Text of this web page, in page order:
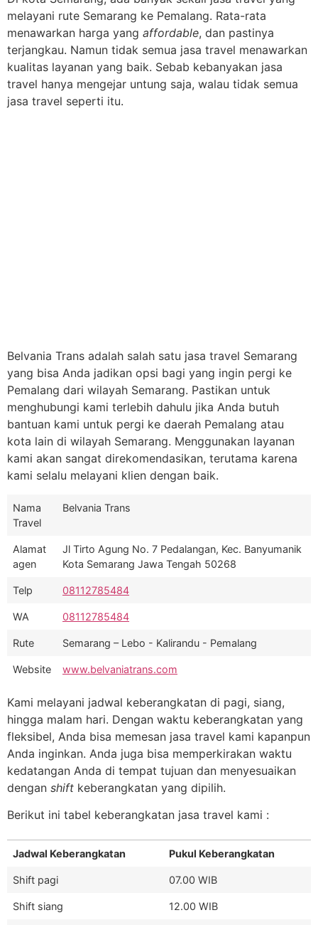
melayani rute Semarang ke Pemalang. Rata-rata
menawarkan harga yang affordable, dan pastinya
terjangkau. Namun tidak semua jasa travel menawarkan
kualitas layanan yang baik. Sebab kebanyakan jasa
travel hanya mengejar untung saja, walau tidak semua
jasa travel seperti itu.
Belvania Trans adalah salah satu jasa travel Semarang
yang bisa Anda jadikan opsi bagi yang ingin pergi ke
Pemalang dari wilayah Semarang. Pastikan untuk
menghubungi kami terlebih dahulu jika Anda butuh
bantuan kami untuk pergi ke daerah Pemalang atau
kota lain di wilayah Semarang. Menggunakan layanan
kami akan sangat direkomendasikan, terutama karena
kami selalu melayani klien dengan baik.
Nama
Travel
Belvania Trans
Alamat
agen
Jl Tirto Agung No. 7 Pedalangan, Kec. Banyumanik
Kota Semarang Jawa Tengah 50268
Telp 08112785484
WA 08112785484
Rute Semarang – Lebo - Kalirandu - Pemalang
Website www.belvaniatrans.com
Kami melayani jadwal keberangkatan di pagi, siang,
hingga malam hari. Dengan waktu keberangkatan yang
fleksibel, Anda bisa memesan jasa travel kami kapanpun
Anda inginkan. Anda juga bisa memperkirakan waktu
kedatangan Anda di tempat tujuan dan menyesuaikan
dengan shift keberangkatan yang dipilih.
Berikut ini tabel keberangkatan jasa travel kami :
Jadwal Keberangkatan Pukul Keberangkatan
Shift pagi 07.00 WIB
Shift siang 12.00 WIB